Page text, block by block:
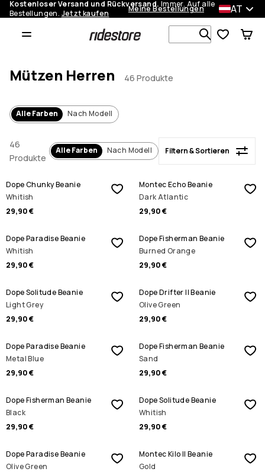
Kostenloser Versand und Rückversand. Immer. Auf alle
Bestellungen. Jetzt kaufen Meine Bestellungen AT
Filtern & Sortieren
Mützen Herren 46 Produkte
Alle Farben Nach Modell
46
Produkte
Alle Farben Nach Modell Filtern & Sortieren
Dope Chunky Beanie
Whitish
29,90 €
Montec Echo Beanie
Dark Atlantic
29,90 €
Dope Paradise Beanie
Whitish
29,90 €
Dope Fisherman Beanie
Burned Orange
29,90 €
Dope Solitude Beanie
Light Grey
29,90 €
Dope Drifter II Beanie
Olive Green
29,90 €
Dope Paradise Beanie
Metal Blue
29,90 €
Dope Fisherman Beanie
Sand
29,90 €
Dope Fisherman Beanie
Black
29,90 €
Dope Solitude Beanie
Whitish
29,90 €
Dope Paradise Beanie
Olive Green
Montec Kilo II Beanie
Gold